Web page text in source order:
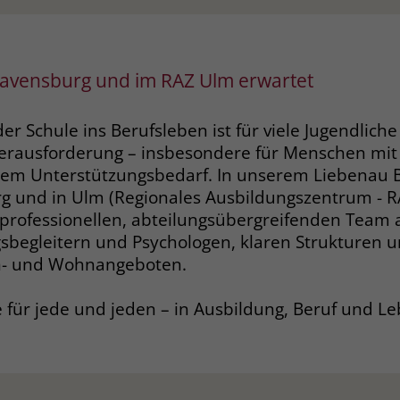
und im RAZ Ulm erwartet
Schule ins Berufsleben ist für viele
– insbesondere für Menschen mit
Unterstützungsbedarf. In unserem Liebenau
und in Ulm (Regionales Ausbildungszentrum -
abteilungsübergreifenden Team
und Psychologen, klaren Strukturen
und Wohnangeboten.
für jede und jeden – in Ausbildung, Beruf und
Anbieter Google Ads
Laufzeit 90 Tage
Zweck
Dieses Cookie wird gesetzt, wenn ein User
über einen Klick auf eine Google
Werbeanzeige auf die Website gelangt. Es
enthält Informationen darüber, welche
Werbeanzeige geklickt wurde, sodass erzielte
Erfolge wie z.B. Bestellungen oder
Kontaktanfragen der Anzeige zugewiesen
werden können.